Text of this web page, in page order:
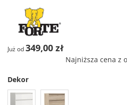
Już od349,00 zł
Najniższa cena z
Dekor